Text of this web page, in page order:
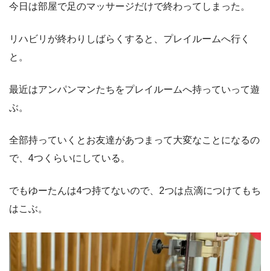
今日は部屋で足のマッサージだけで終わってしまった。
リハビリが終わりしばらくすると、プレイルームへ行く
と。
最近はアンパンマンたちをプレイルームへ持っていって遊
ぶ。
全部持っていくとお友達があつまって大変なことになるの
で、4つくらいにしている。
でもゆーたんは4つ持てないので、2つは点滴につけてもち
はこぶ。